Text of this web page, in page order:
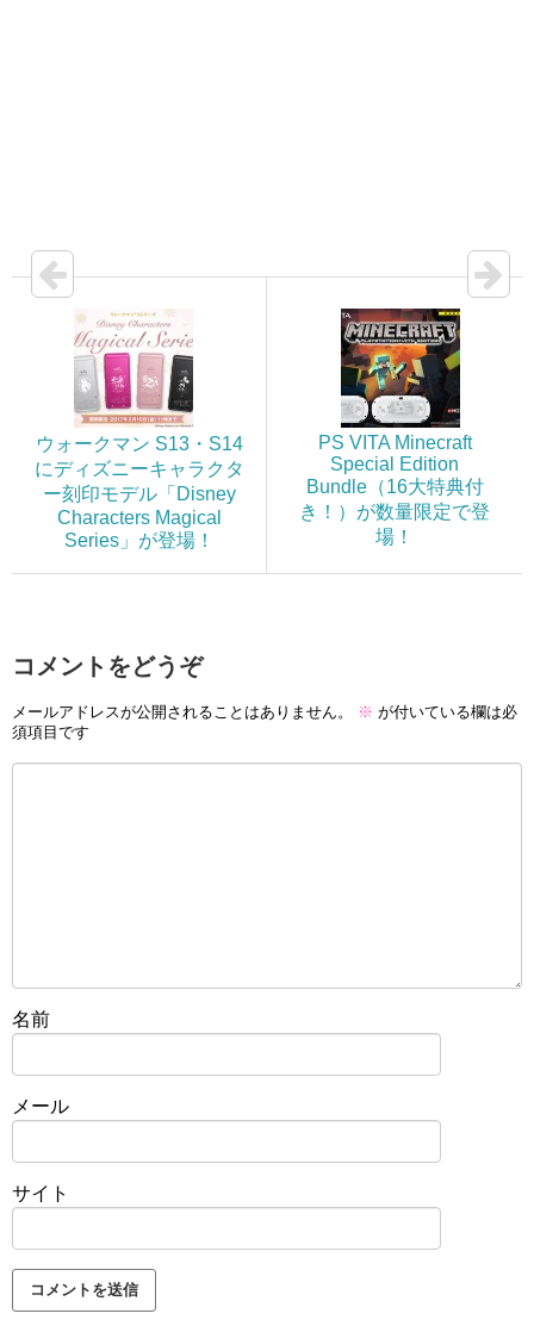
ウォークマン S13・S14
にディズニーキャラクタ
ー刻印モデル「Disney
Characters Magical
Series」が登場！
PS VITA Minecraft
Special Edition
Bundle（16大特典付
き！）が数量限定で登
場！
コメントをどうぞ
メールアドレスが公開されることはありません。 ※ が付いている欄は必
須項目です
名前
メール
サイト